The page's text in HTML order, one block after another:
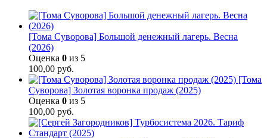
[Тома Суворова] Большой денежный лагерь. Весна
(2026)
Оценка 0 из 5
100,00 руб.
[Тома
Суворова] Золотая воронка продаж (2025)
Оценка 0 из 5
100,00 руб.